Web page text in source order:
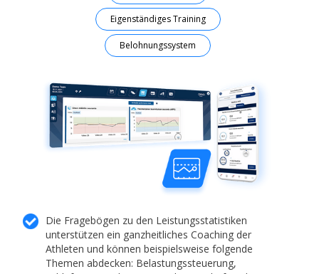
Eigenständiges Training
Belohnungssystem
Die Fragebögen zu den Leistungsstatistiken
unterstützen ein ganzheitliches Coaching der
Athleten und können beispielsweise folgende
Themen abdecken: Belastungssteuerung,